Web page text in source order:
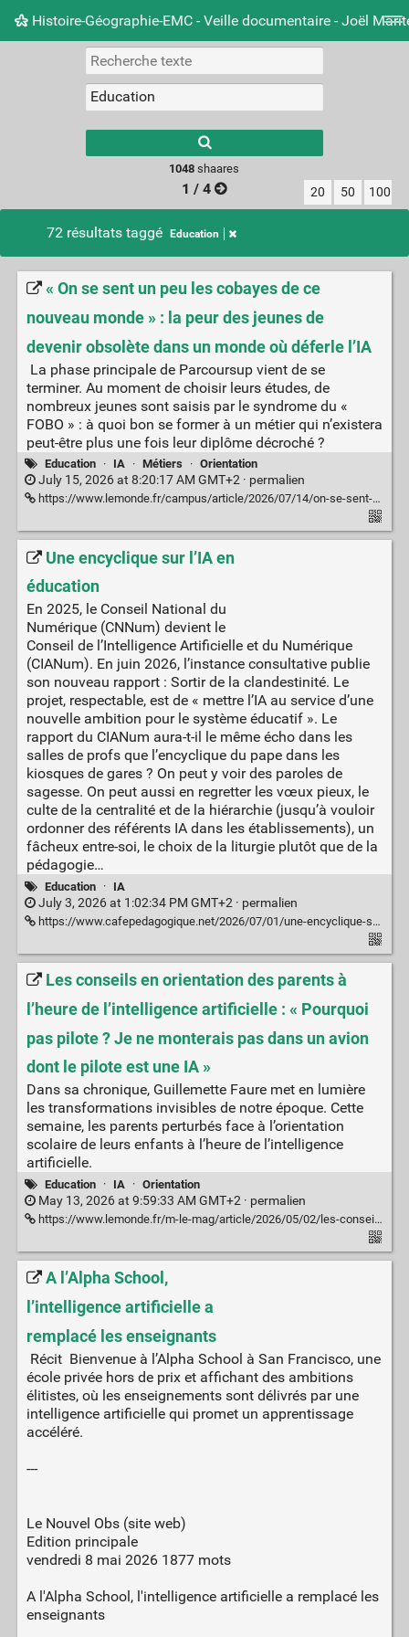
Histoire-Géographie-EMC - Veille documentaire - Joël
Nuage de tags Mur d'images
results.
1048 shaares
1 / 4 20 50 100
72 résultats taggé Education
« On se sent un peu les cobayes de ce
nouveau monde » : la peur des jeunes de
devenir obsolète dans un monde où déferle l’IA
La phase principale de Parcoursup vient de se
terminer. Au moment de choisir leurs études, de
nombreux jeunes sont saisis par le syndrome du «
FOBO » : à quoi bon se former à un métier qui n’existera
peut-être plus une fois leur diplôme décroché ?
Education · IA · Métiers · Orientation
July 15, 2026 at 8:20:17 AM GMT+2 · permalien
https://www.lemonde.fr/campus/article/2026/07/14/on-se-sent-un-peu-les-cobayes-de-ce-nouveau-monde-la-peur-des-jeunes-de-devenir-obsolete-dans-un-monde-ou-deferle-l-ia_6723252_4401467.html
Une encyclique sur l’IA en
éducation
En 2025, le Conseil National du
Numérique (CNNum) devient le
Conseil de l’Intelligence Artificielle et du Numérique
(CIANum). En juin 2026, l’instance consultative publie
son nouveau rapport : Sortir de la clandestinité. Le
projet, respectable, est de « mettre l’IA au service d’une
nouvelle ambition pour le système éducatif ». Le
rapport du CIANum aura-t-il le même écho dans les
salles de profs que l’encyclique du pape dans les
kiosques de gares ? On peut y voir des paroles de
sagesse. On peut aussi en regretter les vœux pieux, le
culte de la centralité et de la hiérarchie (jusqu’à vouloir
ordonner des référents IA dans les établissements), un
fâcheux entre-soi, le choix de la liturgie plutôt que de la
pédagogie…
Education · IA
July 3, 2026 at 1:02:34 PM GMT+2 · permalien
https://www.cafepedagogique.net/2026/07/01/une-encyclique-sur-lia-en-education/
Les conseils en orientation des parents à
l’heure de l’intelligence artificielle : « Pourquoi
pas pilote ? Je ne monterais pas dans un avion
dont le pilote est une IA »
Dans sa chronique, Guillemette Faure met en lumière
les transformations invisibles de notre époque. Cette
semaine, les parents perturbés face à l’orientation
scolaire de leurs enfants à l’heure de l’intelligence
artificielle.
Education · IA · Orientation
May 13, 2026 at 9:59:33 AM GMT+2 · permalien
https://www.lemonde.fr/m-le-mag/article/2026/05/02/les-conseils-en-orientation-des-parents-a-l-heure-de-l-intelligence-artificielle-pourquoi-pas-pilote-je-ne-monterais-pas-dans-un-avion-dont-le-pilote-est-une-ia_6684849_4500055.html
A l’Alpha School,
l’intelligence artificielle a
remplacé les enseignants
Récit Bienvenue à l’Alpha School à San Francisco, une
école privée hors de prix et affichant des ambitions
élitistes, où les enseignements sont délivrés par une
intelligence artificielle qui promet un apprentissage
accéléré.
---
Le Nouvel Obs (site web)
Edition principale
vendredi 8 mai 2026 1877 mots
A l'Alpha School, l'intelligence artificielle a remplacé les
enseignants